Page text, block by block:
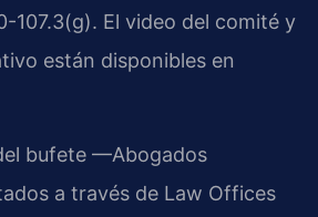
107.3(g). El video del comité y
están disponibles en
bufete —Abogados
a través de Law Offices